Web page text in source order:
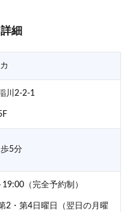
細
川2-2-1
5分
（完全予約制）
2・第4日曜日（翌日の月曜